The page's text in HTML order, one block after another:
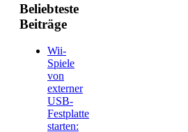
Beliebteste
Beiträge
Wii-
Spiele
von
externer
USB-
Festplatte
starten: